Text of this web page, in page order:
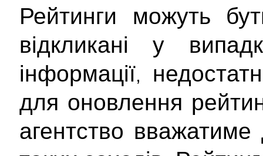
Рейтинги можуть
відкликані у
інформації,
для оновлення
агентство вважатиме